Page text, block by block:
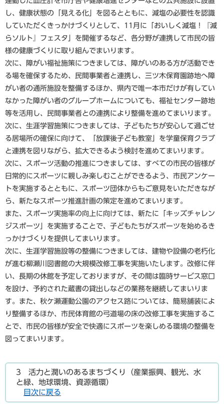
し、健康状態の「見える化」を図るとともに、減塩の必要性を認識
していただくきっかけづくりとして、11月に「おいしく減塩！『減
らソルト』フェスタ」を開催するなど、各分野が連携して市民の皆
様の健康づくりに取り組んでまいります。
次に、障がい福祉施策につきましては、障がいのある方が活動でき
る場を確保するため、民間事業者と連携し、三ツ木保育園跡地へ障
がい者の通所施設を整備するほか、県内で唯一本市だけが有してい
なかった障がい者のグループホームについても、福祉センター跡地
等を活用し、民間事業者との連携により整備を進めてまいります。
次に、生涯学習施策につきましては、子どもたちが安心して過ごせ
る居場所の確保に向けて、「放課後子ども教室」を学童保育クラブ
と連携を図りながら、拡大できるよう検討を進めてまいります。
次に、スポーツ活動の推進につきましては、すべての市民の皆様が
日常的にスポーツに親しみ楽しむことができるよう、市民アンケー
トを実施するとともに、スポーツ団体からもご意見をいただきなが
ら、新たなスポーツ推進計画の策定を進めてまいります。
また、スポーツ実施率の向上に向けては、新たに「キッズチャレン
ジスポーツ」を実施することで、子どもたちがスポーツを始めるき
っかけづくりを提供してまいります。
次に、生涯学習施設等の整備につきましては、建物や設備の老朽化
が進む柳瀬川図書館の大規模改修工事を実施いたします。改修に伴
い、長期の休館を予定しておりますが、その間は臨時サービス窓口
を設け、予約された蔵書の貸出しなどの業務を継続してまいりま
す。また、秋ケ瀬運動公園のアクセス路については、簡易舗装によ
り整備するほか、市民体育館の弓道場の床の改修工事を実施するこ
とで、市民の皆様が安全で快適にスポーツを楽しめる環境の整備を
図ってまいります。
3 活力と潤いのあるまちづくり（産業振興、観光、水
と緑、地球環境、資源循環）
目次に戻る